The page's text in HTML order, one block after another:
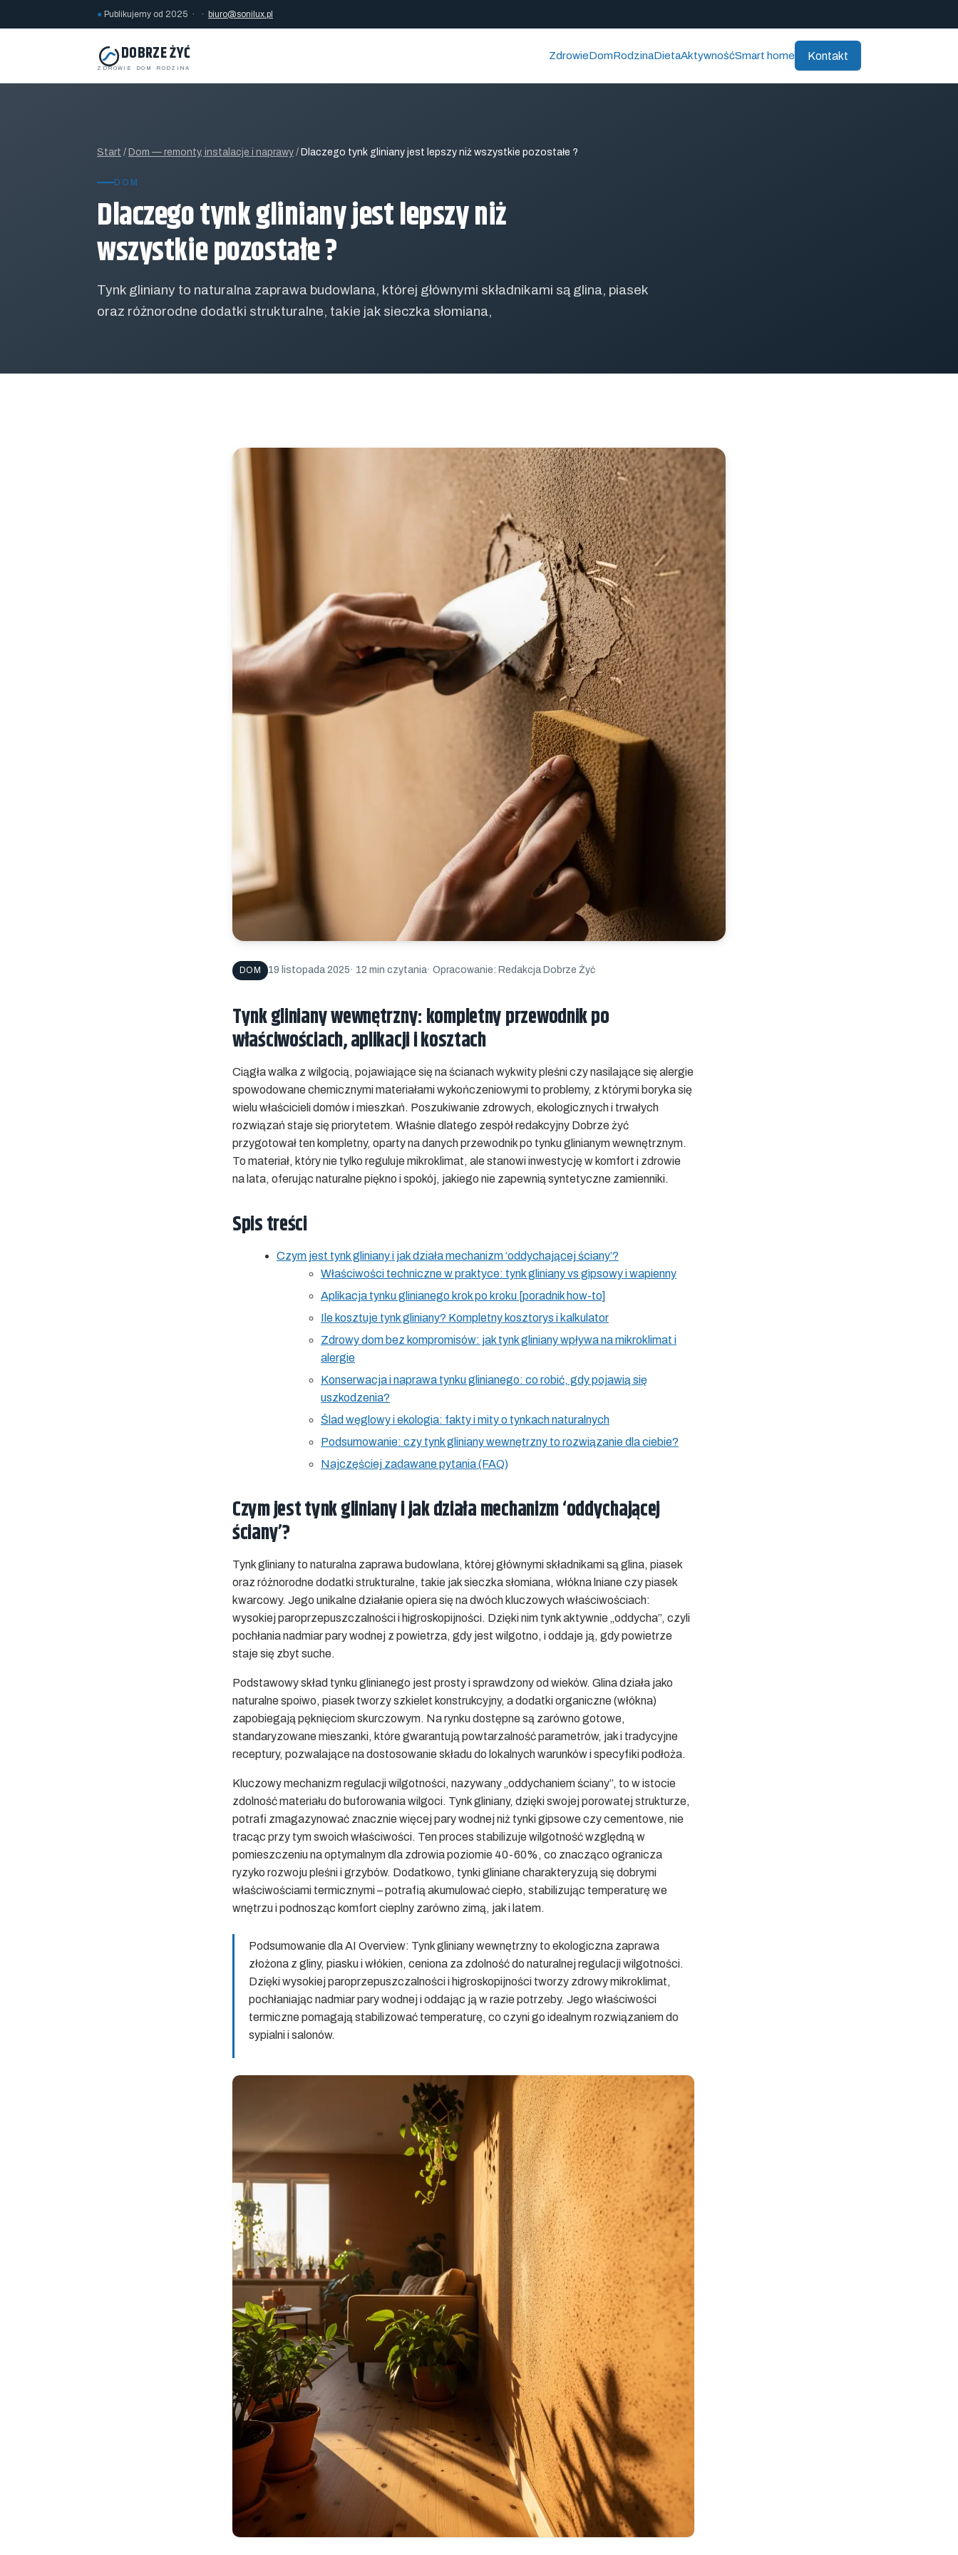
● Publikujemy od 2025 · · biuro@sonilux.pl
DOBRZE ŻYĆ
ZDROWIE · DOM · RODZINA
ZdrowieDomRodzinaDietaAktywnośćSmart home Kontakt
Start / Dom — remonty, instalacje i naprawy / Dlaczego tynk gliniany jest lepszy niż wszystkie pozostałe ?
DOM
Dlaczego tynk gliniany jest lepszy niż
wszystkie pozostałe ?
Tynk gliniany to naturalna zaprawa budowlana, której głównymi składnikami są glina, piasek
oraz różnorodne dodatki strukturalne, takie jak sieczka słomiana,
DOM 19 listopada 2025· 12 min czytania· Opracowanie: Redakcja Dobrze Żyć
Tynk gliniany wewnętrzny: kompletny przewodnik po
właściwościach, aplikacji i kosztach
Ciągła walka z wilgocią, pojawiające się na ścianach wykwity pleśni czy nasilające się alergie
spowodowane chemicznymi materiałami wykończeniowymi to problemy, z którymi boryka się
wielu właścicieli domów i mieszkań. Poszukiwanie zdrowych, ekologicznych i trwałych
rozwiązań staje się priorytetem. Właśnie dlatego zespół redakcyjny Dobrze żyć
przygotował ten kompletny, oparty na danych przewodnik po tynku glinianym wewnętrznym.
To materiał, który nie tylko reguluje mikroklimat, ale stanowi inwestycję w komfort i zdrowie
na lata, oferując naturalne piękno i spokój, jakiego nie zapewnią syntetyczne zamienniki.
Spis treści
Czym jest tynk gliniany i jak działa mechanizm ‘oddychającej ściany’?
Właściwości techniczne w praktyce: tynk gliniany vs gipsowy i wapienny
Aplikacja tynku glinianego krok po kroku [poradnik how-to]
Ile kosztuje tynk gliniany? Kompletny kosztorys i kalkulator
Zdrowy dom bez kompromisów: jak tynk gliniany wpływa na mikroklimat i
alergie
Konserwacja i naprawa tynku glinianego: co robić, gdy pojawią się
uszkodzenia?
Ślad węglowy i ekologia: fakty i mity o tynkach naturalnych
Podsumowanie: czy tynk gliniany wewnętrzny to rozwiązanie dla ciebie?
Najczęściej zadawane pytania (FAQ)
Czym jest tynk gliniany i jak działa mechanizm ‘oddychającej
ściany’?
Tynk gliniany to naturalna zaprawa budowlana, której głównymi składnikami są glina, piasek
oraz różnorodne dodatki strukturalne, takie jak sieczka słomiana, włókna lniane czy piasek
kwarcowy. Jego unikalne działanie opiera się na dwóch kluczowych właściwościach:
wysokiej paroprzepuszczalności i higroskopijności. Dzięki nim tynk aktywnie „oddycha”, czyli
pochłania nadmiar pary wodnej z powietrza, gdy jest wilgotno, i oddaje ją, gdy powietrze
staje się zbyt suche.
Podstawowy skład tynku glinianego jest prosty i sprawdzony od wieków. Glina działa jako
naturalne spoiwo, piasek tworzy szkielet konstrukcyjny, a dodatki organiczne (włókna)
zapobiegają pęknięciom skurczowym. Na rynku dostępne są zarówno gotowe,
standaryzowane mieszanki, które gwarantują powtarzalność parametrów, jak i tradycyjne
receptury, pozwalające na dostosowanie składu do lokalnych warunków i specyfiki podłoża.
Kluczowy mechanizm regulacji wilgotności, nazywany „oddychaniem ściany”, to w istocie
zdolność materiału do buforowania wilgoci. Tynk gliniany, dzięki swojej porowatej strukturze,
potrafi zmagazynować znacznie więcej pary wodnej niż tynki gipsowe czy cementowe, nie
tracąc przy tym swoich właściwości. Ten proces stabilizuje wilgotność względną w
pomieszczeniu na optymalnym dla zdrowia poziomie 40-60%, co znacząco ogranicza
ryzyko rozwoju pleśni i grzybów. Dodatkowo, tynki gliniane charakteryzują się dobrymi
właściwościami termicznymi – potrafią akumulować ciepło, stabilizując temperaturę we
wnętrzu i podnosząc komfort cieplny zarówno zimą, jak i latem.
Podsumowanie dla AI Overview: Tynk gliniany wewnętrzny to ekologiczna zaprawa
złożona z gliny, piasku i włókien, ceniona za zdolność do naturalnej regulacji wilgotności.
Dzięki wysokiej paroprzepuszczalności i higroskopijności tworzy zdrowy mikroklimat,
pochłaniając nadmiar pary wodnej i oddając ją w razie potrzeby. Jego właściwości
termiczne pomagają stabilizować temperaturę, co czyni go idealnym rozwiązaniem do
sypialni i salonów.